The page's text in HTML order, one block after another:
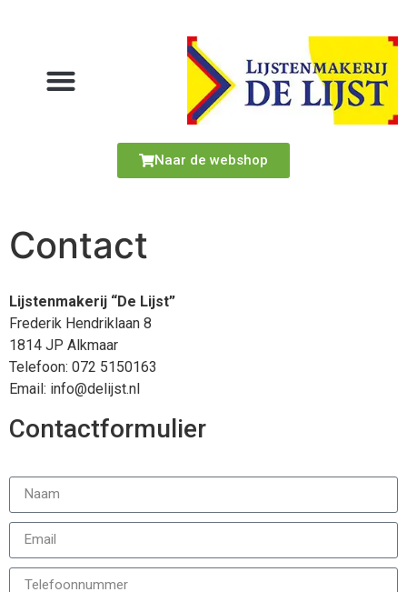
Naar de webshop
Contact
Lijstenmakerij “De Lijst”
Frederik Hendriklaan 8
1814 JP Alkmaar
Telefoon: 072 5150163
Email: info@delijst.nl
Contactformulier